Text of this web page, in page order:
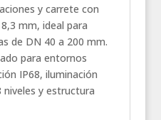
y carrete con
mm, ideal para
de DN 40 a 200 mm.
para entornos
IP68, iluminación
y estructura